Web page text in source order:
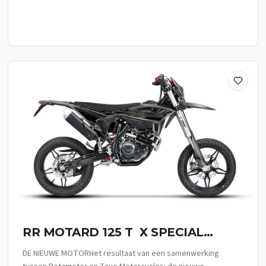
RR MOTARD 125 T X SPECIAL
EDITION
DE NIEUWE MOTORHet resultaat van een samenwerking